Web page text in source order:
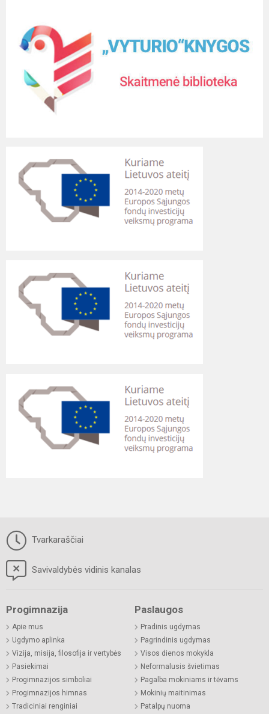
Tvarkaraščiai
Savivaldybės vidinis kanalas
Progimnazija
Apie mus
Ugdymo aplinka
Vizija, misija, filosofija ir vertybės
Pasiekimai
Progimnazijos simboliai
Progimnazijos himnas
Tradiciniai renginiai
Paslaugos
Pradinis ugdymas
Pagrindinis ugdymas
Visos dienos mokykla
Neformalusis švietimas
Pagalba mokiniams ir tėvams
Mokinių maitinimas
Patalpų nuoma